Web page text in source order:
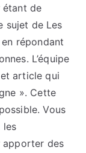
de
sujet de Les
répondant
L’équipe
article qui
». Cette
Vous
les
apporter des